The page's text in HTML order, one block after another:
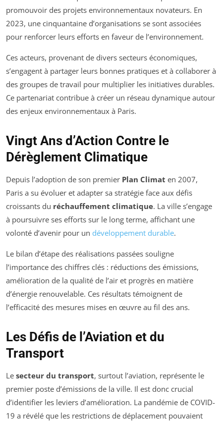
promouvoir des projets environnementaux novateurs. En
2023, une cinquantaine d’organisations se sont associées
pour renforcer leurs efforts en faveur de l’environnement.
Ces acteurs, provenant de divers secteurs économiques,
s’engagent à partager leurs bonnes pratiques et à collaborer à
des groupes de travail pour multiplier les initiatives durables.
Ce partenariat contribue à créer un réseau dynamique autour
des enjeux environnementaux à Paris.
Vingt Ans d’Action Contre le
Dérèglement Climatique
Depuis l’adoption de son premier Plan Climat en 2007,
Paris a su évoluer et adapter sa stratégie face aux défis
croissants du réchauffement climatique. La ville s’engage
à poursuivre ses efforts sur le long terme, affichant une
volonté d’avenir pour un développement durable.
Le bilan d’étape des réalisations passées souligne
l’importance des chiffres clés : réductions des émissions,
amélioration de la qualité de l’air et progrès en matière
d’énergie renouvelable. Ces résultats témoignent de
l’efficacité des mesures mises en œuvre au fil des ans.
Les Défis de l’Aviation et du
Transport
Le secteur du transport, surtout l’aviation, représente le
premier poste d’émissions de la ville. Il est donc crucial
d’identifier les leviers d’amélioration. La pandémie de COVID-
19 a révélé que les restrictions de déplacement pouvaient